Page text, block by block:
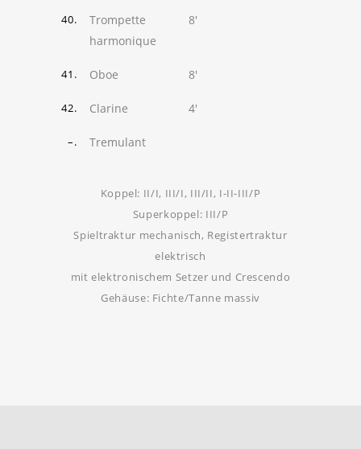
40.
Trompette
harmonique
8'
41. Oboe 8'
42. Clarine 4'
–. Tremulant
Koppel: II/I, III/I, III/II, I-II-III/P
Superkoppel: III/P
Spieltraktur mechanisch, Registertraktur
elektrisch
mit elektronischem Setzer und Crescendo
Gehäuse: Fichte/Tanne massiv